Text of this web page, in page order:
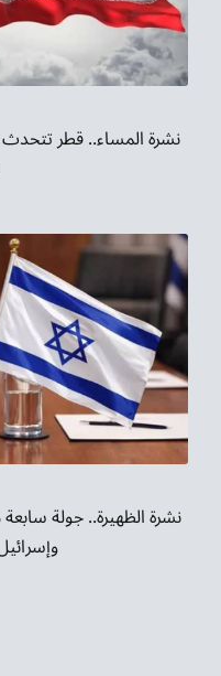
نشرة المساء.. قطر
نشرة الظهيرة.. جولة